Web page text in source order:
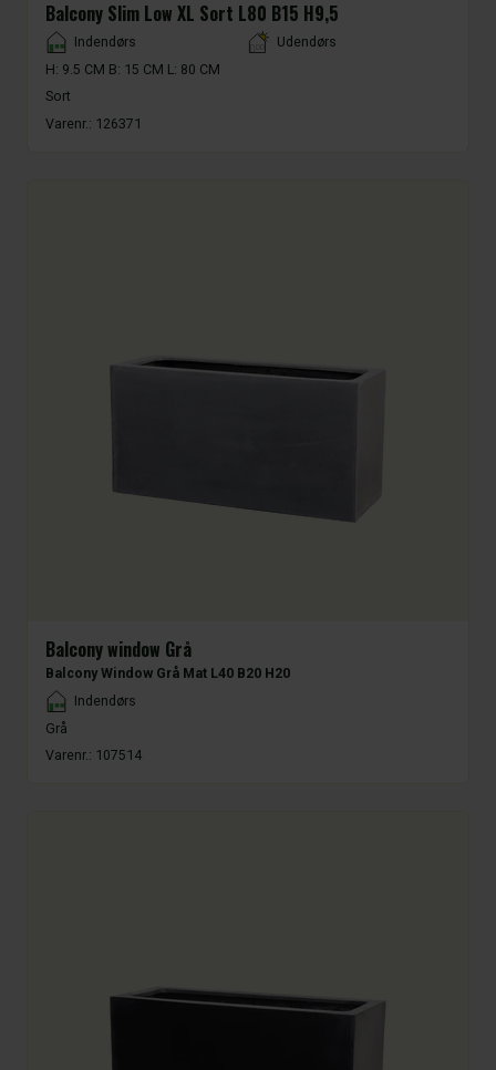
Balcony Slim Low XL Sort L80 B15 H9,5
Placement
Indendørs
Udendørs
H: 9.5 CM B: 15 CM L: 80 CM
Sort
Varenr.: 126371
Balcony window Grå
Balcony Window Grå Mat L40 B20 H20
Placement
Indendørs
Grå
Varenr.: 107514